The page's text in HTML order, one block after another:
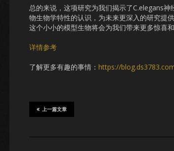
总的来说，这项研究为我们揭示了C.elegans
物生物学特性的认识，为未来更深入的研究提
这个小小的模型生物将会为我们带来更多惊喜和
详情参考
了解更多有趣的事情： https://
上一篇文章